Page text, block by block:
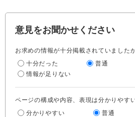
意見をお聞かせください
お求めの情報が十分掲載されていました
十分だった
普通
情報が足りない
ページの構成や内容、表現は分かりやす
分かりやすい
普通